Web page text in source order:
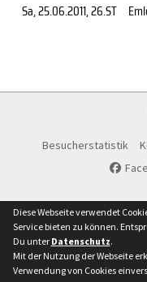
Sa, 25.06.2011, 26.ST
Besucherstatistik
Diese Webseite verwendet
Service bieten zu können.
Du unter Datenschutz.
Mit der Nutzung der Webseite
Verwendung von Cookies